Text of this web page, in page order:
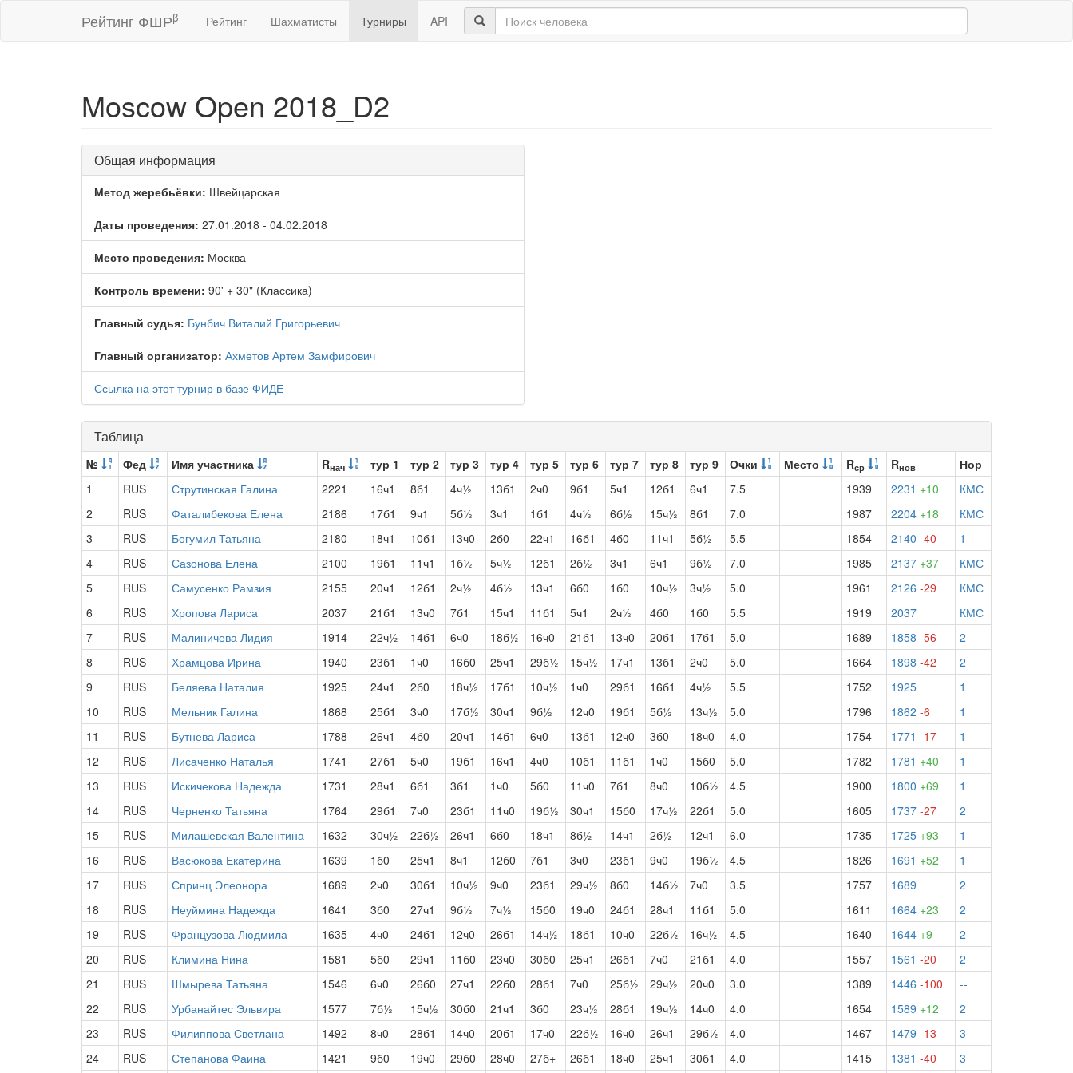
Рейтинг ФШРβ Рейтинг Шахматисты Турниры API
Moscow Open 2018_D2
Общая информация
Метод жеребьёвки: Швейцарская
Даты проведения: 27.01.2018 - 04.02.2018
Место проведения: Москва
Контроль времени: 90' + 30" (Классика)
Главный судья: Бунбич Виталий Григорьевич
Главный организатор: Ахметов Артем Замфирович
Ссылка на этот турнир в базе ФИДЕ
Таблица
№ Фед Имя участника Rнач тур 1 тур 2 тур 3 тур 4 тур 5 тур 6 тур 7 тур 8 тур 9 Очки Место Rср Rнов
Нор
1
RUS Струтинская Галина 2221 16ч1 8б1 4ч½ 13б1 2ч0 9б1 5ч1 12б1 6ч1 7.5 1939 2231 +10
КМС
2
RUS Фаталибекова Елена 2186 17б1 9ч1 5б½ 3ч1 1б1 4ч½ 6б½ 15ч½ 8б1 7.0 1987 2204 +18
КМС
3
RUS Богумил Татьяна 2180 18ч1 10б1 13ч0 2б0 22ч1 16б1 4б0 11ч1 5б½ 5.5 1854 2140 -40
1
4
RUS Сазонова Елена 2100 19б1 11ч1 1б½ 5ч½ 12б1 2б½ 3ч1 6ч1 9б½ 7.0 1985 2137 +37
КМС
5
RUS Самусенко Рамзия 2155 20ч1 12б1 2ч½ 4б½ 13ч1 6б0 1б0 10ч½ 3ч½ 5.0 1961 2126 -29
КМС
6
RUS Хропова Лариса 2037 21б1 13ч0 7б1 15ч1 11б1 5ч1 2ч½ 4б0 1б0 5.5 1919 2037
КМС
7
RUS Малиничева Лидия 1914 22ч½ 14б1 6ч0 18б½ 16ч0 21б1 13ч0 20б1 17б1 5.0 1689 1858 -56
2
8
RUS Храмцова Ирина 1940 23б1 1ч0 16б0 25ч1 29б½ 15ч½ 17ч1 13б1 2ч0 5.0 1664 1898 -42
2
9
RUS Беляева Наталия 1925 24ч1 2б0 18ч½ 17б1 10ч½ 1ч0 29б1 16б1 4ч½ 5.5 1752 1925
1
10
RUS Мельник Галина 1868 25б1 3ч0 17б½ 30ч1 9б½ 12ч0 19б1 5б½ 13ч½ 5.0 1796 1862 -6
1
11
RUS Бутнева Лариса 1788 26ч1 4б0 20ч1 14б1 6ч0 13б1 12ч0 3б0 18ч0 4.0 1754 1771 -17
1
12
RUS Лисаченко Наталья 1741 27б1 5ч0 19б1 16ч1 4ч0 10б1 11б1 1ч0 15б0 5.0 1782 1781 +40
1
13
RUS Искичекова Надежда 1731 28ч1 6б1 3б1 1ч0 5б0 11ч0 7б1 8ч0 10б½ 4.5 1900 1800 +69
1
14
RUS Черненко Татьяна 1764 29б1 7ч0 23б1 11ч0 19б½ 30ч1 15б0 17ч½ 22б1 5.0 1605 1737 -27
2
15
RUS Милашевская Валентина 1632 30ч½ 22б½ 26ч1 6б0 18ч1 8б½ 14ч1 2б½ 12ч1 6.0 1735 1725 +93
1
16
RUS Васюкова Екатерина 1639 1б0 25ч1 8ч1 12б0 7б1 3ч0 23б1 9ч0 19б½ 4.5 1826 1691 +52
1
17
RUS Спринц Элеонора 1689 2ч0 30б1 10ч½ 9ч0 23б1 29ч½ 8б0 14б½ 7ч0 3.5 1757 1689
2
18
RUS Неуймина Надежда 1641 3б0 27ч1 9б½ 7ч½ 15б0 19ч0 24б1 28ч1 11б1 5.0 1611 1664 +23
2
19
RUS Французова Людмила 1635 4ч0 24б1 12ч0 26б1 14ч½ 18б1 10ч0 22б½ 16ч½ 4.5 1640 1644 +9
2
20
RUS Климина Нина 1581 5б0 29ч1 11б0 23ч0 30б0 25ч1 26б1 7ч0 21б1 4.0 1557 1561 -20
2
21
RUS Шмырева Татьяна 1546 6ч0 26б0 27ч1 22б0 28б1 7ч0 25б½ 29ч½ 20ч0 3.0 1389 1446 -100
--
22
RUS Урбанайтес Эльвира 1577 7б½ 15ч½ 30б0 21ч1 3б0 23ч½ 28б1 19ч½ 14ч0 4.0 1654 1589 +12
2
23
RUS Филиппова Светлана 1492 8ч0 28б1 14ч0 20б1 17ч0 22б½ 16ч0 26ч1 29б½ 4.0 1467 1479 -13
3
24
RUS Степанова Фаина 1421 9б0 19ч0 29б0 28ч0 27б+ 26б1 18ч0 25ч1 30б1 4.0 1415 1381 -40 3